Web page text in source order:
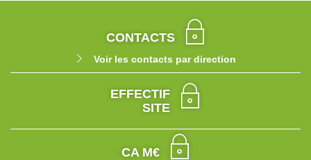
CONTACTS
Voir les contacts par direction
EFFECTIF
SITE
CA M€